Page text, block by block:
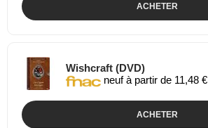
ACHETER
Wishcraft (DVD)
neuf à partir de 11,48 €
ACHETER